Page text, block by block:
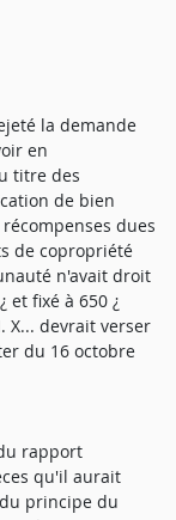
la demande
en
titre des
de bien
dues
de copropriété
n'avait droit
et fixé à 650 ¿
X... devrait verser
du 16 octobre
rapport
qu'il aurait
principe du